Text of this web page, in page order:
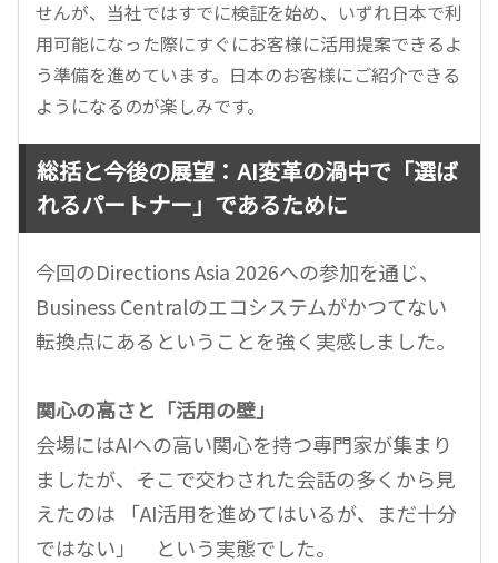
せんが、当社ではすでに検証を始め、いずれ日本で利
用可能になった際にすぐにお客様に活用提案できるよ
う準備を進めています。日本のお客様にご紹介できる
ようになるのが楽しみです。
総括と今後の展望：AI変革の渦中で「選ば
れるパートナー」であるために
今回のDirections Asia 2026への参加を通じ、
Business Centralのエコシステムがかつてない
転換点にあるということを強く実感しました。
関心の高さと「活用の壁」
会場にはAIへの高い関心を持つ専門家が集まり
ましたが、そこで交わされた会話の多くから見
えたのは 「AI活用を進めてはいるが、まだ十分
ではない」 という実態でした。